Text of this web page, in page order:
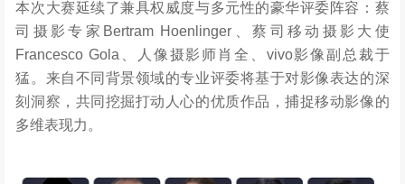
本次大赛延续了兼具权威度与多元性的豪华评委阵容：蔡
司摄影专家Bertram Hoenlinger、蔡司移动摄影大使
Francesco Gola、人像摄影师肖全、vivo影像副总裁于
猛。来自不同背景领域的专业评委将基于对影像表达的深
刻洞察，共同挖掘打动人心的优质作品，捕捉移动影像的
多维表现力。